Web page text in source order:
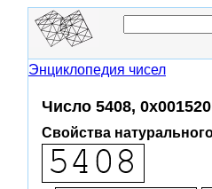
Энциклопедия чисел
Число 5408,
Свойства